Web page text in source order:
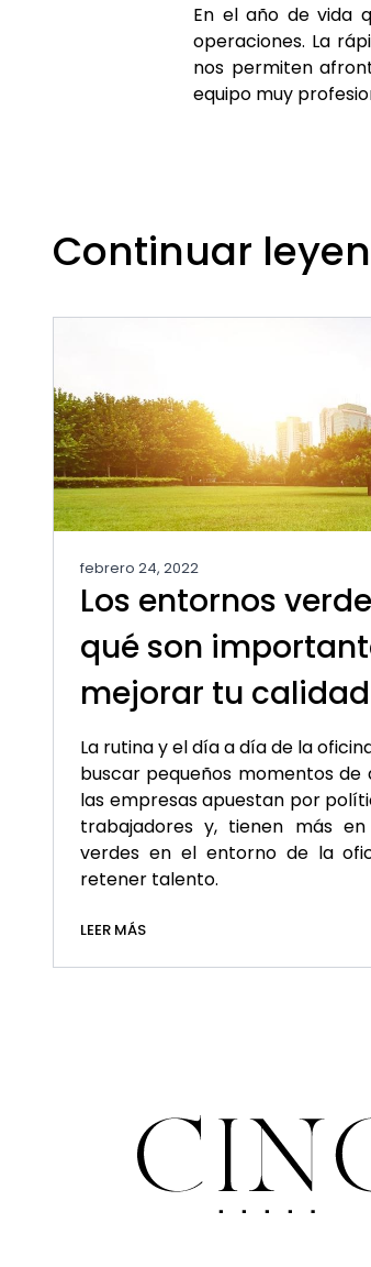
En el año de vida
operaciones. La
nos permiten
equipo muy
Continuar
febrero 24, 2022
Los entornos
qué son
mejorar tu
La rutina y el día a día de la
buscar pequeños momentos de
las empresas apuestan por
trabajadores y, tienen más
verdes en el entorno de la
retener talento.
LEER MÁS